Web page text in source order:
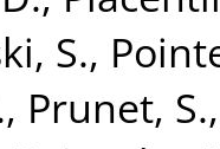
S.,
, Prunet, S.